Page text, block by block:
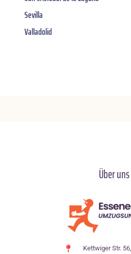
Sevilla
Valladolid
Über uns
Kettwiger Str.